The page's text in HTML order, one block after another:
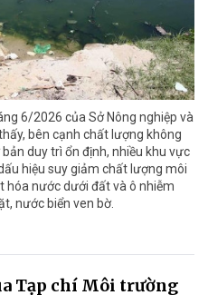
6/2026 của Sở Nông nghiệp và
bên cạnh chất lượng không
duy trì ổn định, nhiều khu vực
hiệu suy giảm chất lượng môi
hóa nước dưới đất và ô nhiễm
nước biển ven bờ.
Tạp chí Môi trường